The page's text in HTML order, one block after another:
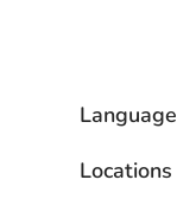
Language
Locations